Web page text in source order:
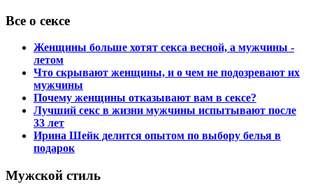
Все о сексе
Женщины больше хотят секса весной, а мужчины -
летом
Что скрывают женщины, и о чем не подозревают их
мужчины
Почему женщины отказывают вам в сексе?
Лучший секс в жизни мужчины испытывают после
33 лет
Ирина Шейк делится опытом по выбору белья в
подарок
Мужской стиль